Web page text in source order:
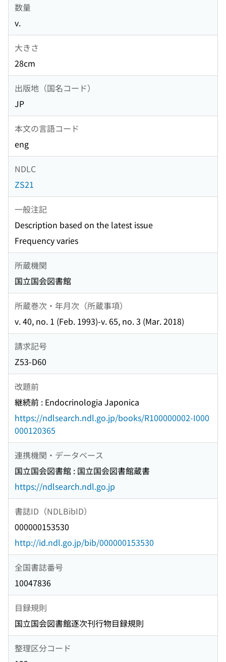
数量
v.
大きさ
28cm
出版地（国名コード）
JP
本文の言語コード
eng
NDLC
ZS21
一般注記
Description based on the latest issue
Frequency varies
所蔵機関
国立国会図書館
所蔵巻次・年月次（所蔵事項）
v. 40, no. 1 (Feb. 1993)-v. 65, no. 3 (Mar. 2018)
請求記号
Z53-D60
改題前
継続前 : Endocrinologia Japonica
https://ndlsearch.ndl.go.jp/books/R100000002-I000
000120365
連携機関・データベース
国立国会図書館 : 国立国会図書館蔵書
https://ndlsearch.ndl.go.jp
書誌ID（NDLBibID）
000000153530
http://id.ndl.go.jp/bib/000000153530
全国書誌番号
10047836
目録規則
国立国会図書館逐次刊行物目録規則
整理区分コード